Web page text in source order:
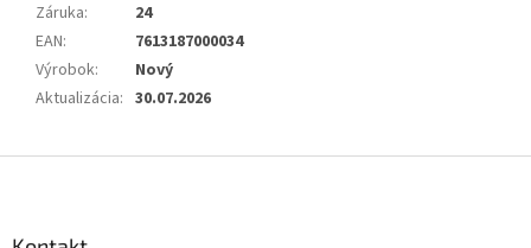
Záruka:
24
EAN:
7613187000034
Výrobok:
Nový
Aktualizácia: 30.07.2026